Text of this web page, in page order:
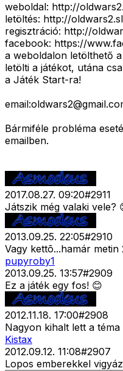
weboldal: http://
letöltés: http://
regisztráció: http://
facebook: https://
a weboldalon letölthető
letölti a játékot, utána
a Játék Start-ra!
email:
Bármiféle probléma
emailben.
2017.08.27. 09:20#2911
Játszik még valaki vele?
2013.09.25. 22:05#2910
Vagy kettõ...hamár metin
pupyroby1
2013.09.25. 13:57#2909
Ez a játék egy fos! 😊
2012.11.18. 17:00#2908
Nagyon kihalt lett a téma
Kistax
2012.09.12. 11:08#2907
Lopos emberekkel